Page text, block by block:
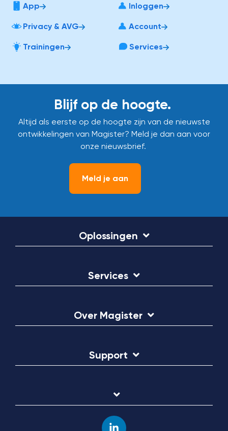
App Inloggen
Privacy & AVG Account
Trainingen Services
Blijf op de hoogte.
Altijd als eerste op de hoogte zijn van de nieuwste
ontwikkelingen van Magister? Meld je dan aan voor
onze nieuwsbrief.
Meld je aan
Oplossingen
Services
Over Magister
Support